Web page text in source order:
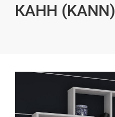
КАНН (KANN)